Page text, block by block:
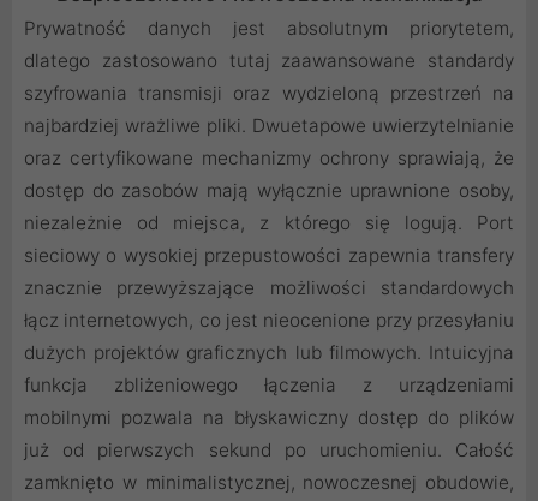
Prywatność danych jest absolutnym priorytetem,
dlatego zastosowano tutaj zaawansowane standardy
szyfrowania transmisji oraz wydzieloną przestrzeń na
najbardziej wrażliwe pliki. Dwuetapowe uwierzytelnianie
oraz certyfikowane mechanizmy ochrony sprawiają, że
dostęp do zasobów mają wyłącznie uprawnione osoby,
niezależnie od miejsca, z którego się logują. Port
sieciowy o wysokiej przepustowości zapewnia transfery
znacznie przewyższające możliwości standardowych
łącz internetowych, co jest nieocenione przy przesyłaniu
dużych projektów graficznych lub filmowych. Intuicyjna
funkcja zbliżeniowego łączenia z urządzeniami
mobilnymi pozwala na błyskawiczny dostęp do plików
już od pierwszych sekund po uruchomieniu. Całość
zamknięto w minimalistycznej, nowoczesnej obudowie,